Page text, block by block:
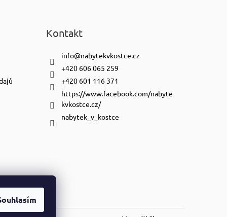
Kontakt
info@nabytekvkostce.cz
+420 606 065 259
+420 601 116 371
https://www.facebook.com/nabyte
kvkostce.cz/
nabytek_v_kostce